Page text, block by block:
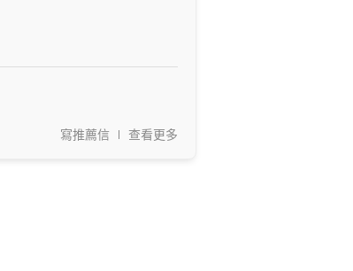
寫推薦信 查看更多